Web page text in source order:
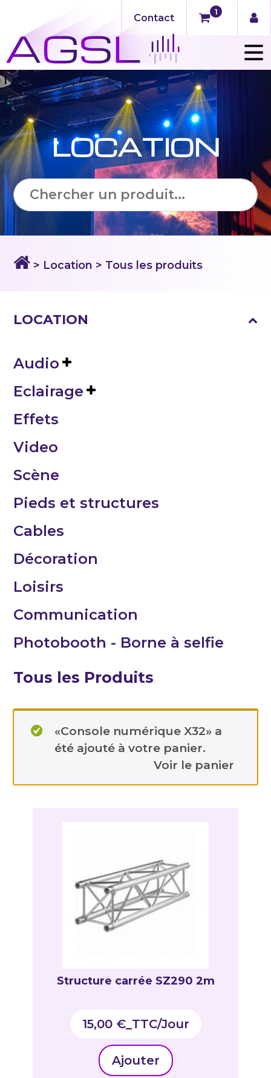
Contact
1
LOCATION
> Location > Tous les produits
LOCATION
Audio
Eclairage
Effets
Video
Scène
Pieds et structures
Cables
Décoration
Loisirs
Communication
Photobooth - Borne à selfie
Tous les Produits
«Console numérique X32» a
été ajouté à votre panier.
Voir le panier
Structure carrée SZ290 2m
15,00 €_TTC
Ajouter